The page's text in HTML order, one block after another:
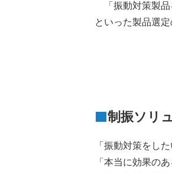
「振動対策製品
といった製品選
制振ソリ
「振動対策をし
「本当に効果の